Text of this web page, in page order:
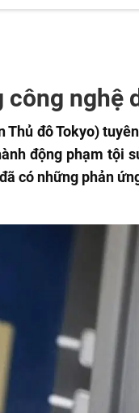
công nghệ
Thủ đô Tokyo)
động phạm tội
có những phản